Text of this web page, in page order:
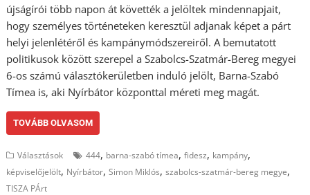
újságírói több napon át követték a jelöltek mindennapjait,
hogy személyes történeteken keresztül adjanak képet a párt
helyi jelenlétéről és kampánymódszereiről. A bemutatott
politikusok között szerepel a Szabolcs-Szatmár-Bereg megyei
6-os számú választókerületben induló jelölt, Barna-Szabó
Tímea is, aki Nyírbátor központtal méreti meg magát.
TOVÁBB OLVASOM
Választások 444, barna-szabó tímea,fidesz, kampány,
képviselőjelölt, Nyírbátor,Simon Miklós,szabolcs-szatmár-bereg megye,
TISZA PÁrt